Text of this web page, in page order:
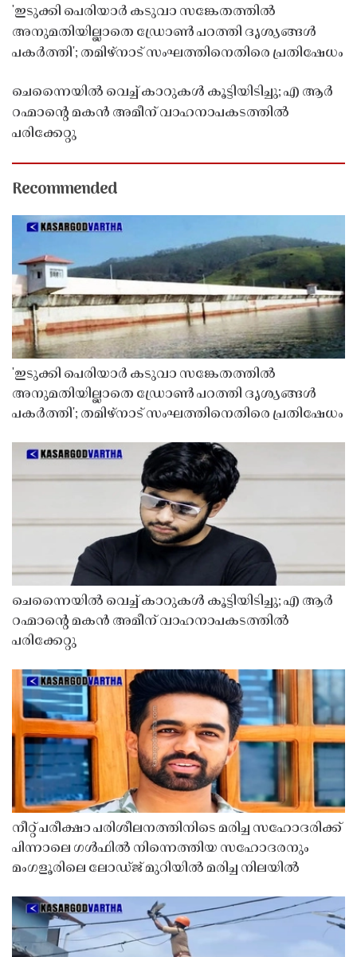
'ഇടുക്കി പെരിയാർ കടുവാ സങ്കേതത്തിൽ
അനുമതിയില്ലാതെ ഡ്രോൺ പറത്തി ദൃശ്യങ്ങൾ
പകർത്തി'; തമിഴ്നാട് സംഘത്തിനെതിരെ പ്രതിഷേധം
ചെന്നൈയിൽ വെച്ച് കാറുകൾ കൂട്ടിയിടിച്ചു; എ ആർ
റഹ്മാൻ്റെ മകൻ അമീന് വാഹനാപകടത്തിൽ
പരിക്കേറ്റു
Recommended
'ഇടുക്കി പെരിയാർ കടുവാ സങ്കേതത്തിൽ
അനുമതിയില്ലാതെ ഡ്രോൺ പറത്തി ദൃശ്യങ്ങൾ
പകർത്തി'; തമിഴ്നാട് സംഘത്തിനെതിരെ പ്രതിഷേധം
ചെന്നൈയിൽ വെച്ച് കാറുകൾ കൂട്ടിയിടിച്ചു; എ ആർ
റഹ്മാൻ്റെ മകൻ അമീന് വാഹനാപകടത്തിൽ
പരിക്കേറ്റു
നീറ്റ് പരീക്ഷാ പരിശീലനത്തിനിടെ മരിച്ച സഹോദരിക്ക്
പിന്നാലെ ഗൾഫിൽ നിന്നെത്തിയ സഹോദരനും
മംഗളൂരിലെ ലോഡ്ജ് മുറിയിൽ മരിച്ച നിലയിൽ